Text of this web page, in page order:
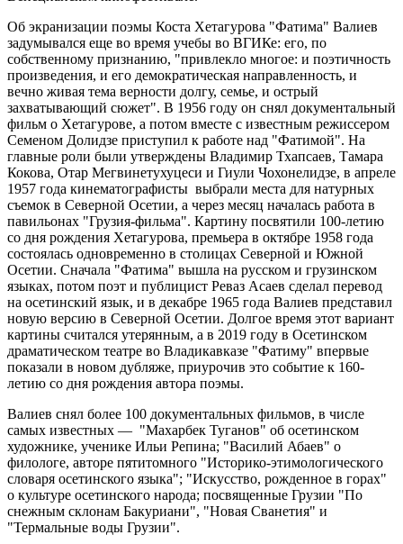
Об экранизации поэмы Коста Хетагурова "Фатима" Валиев
задумывался еще во время учебы во ВГИКе: его, по
собственному признанию, "привлекло многое: и поэтичность
произведения, и его демократическая направленность, и
вечно живая тема верности долгу, семье, и острый
захватывающий сюжет". В 1956 году он снял документальный
фильм о Хетагурове, а потом вместе с известным режиссером
Семеном Долидзе приступил к работе над "Фатимой". На
главные роли были утверждены Владимир Тхапсаев, Тамара
Кокова, Отар Мегвинетухуцеси и Гиули Чохонелидзе, в апреле
1957 года кинематографисты выбрали места для натурных
съемок в Северной Осетии, а через месяц началась работа в
павильонах "Грузия-фильма". Картину посвятили 100-летию
со дня рождения Хетагурова, премьера в октябре 1958 года
состоялась одновременно в столицах Северной и Южной
Осетии. Сначала "Фатима" вышла на русском и грузинском
языках, потом поэт и публицист Реваз Асаев сделал перевод
на осетинский язык, и в декабре 1965 года Валиев представил
новую версию в Северной Осетии. Долгое время этот вариант
картины считался утерянным, а в 2019 году в Осетинском
драматическом театре во Владикавказе "Фатиму" впервые
показали в новом дубляже, приурочив это событие к 160-
летию со дня рождения автора поэмы.
Валиев снял более 100 документальных фильмов, в числе
самых известных — "Махарбек Туганов" об осетинском
художнике, ученике Ильи Репина; "Василий Абаев" о
филологе, авторе пятитомного "Историко-этимологического
словаря осетинского языка"; "Искусство, рожденное в горах"
о культуре осетинского народа; посвященные Грузии "По
снежным склонам Бакуриани", "Новая Сванетия" и
"Термальные воды Грузии".